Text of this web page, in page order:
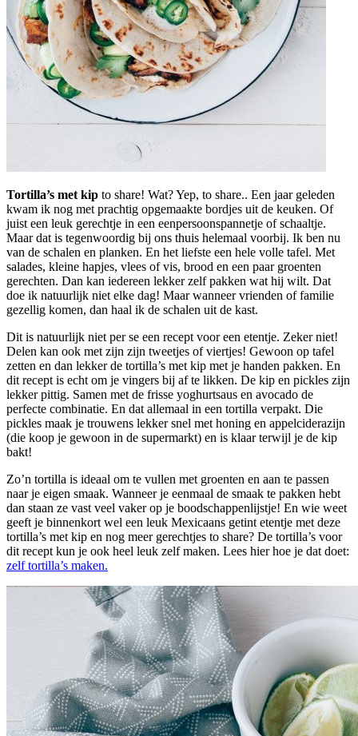
Tortilla’s met kip to share! Wat? Yep, to share.. Een jaar geleden
kwam ik nog met prachtig opgemaakte bordjes uit de keuken. Of
juist een leuk gerechtje in een eenpersoonspannetje of schaaltje.
Maar dat is tegenwoordig bij ons thuis helemaal voorbij. Ik ben nu
van de schalen en planken. En het liefste een hele volle tafel. Met
salades, kleine hapjes, vlees of vis, brood en een paar groenten
gerechten. Dan kan iedereen lekker zelf pakken wat hij wilt. Dat
doe ik natuurlijk niet elke dag! Maar wanneer vrienden of familie
gezellig komen, dan haal ik de schalen uit de kast.
Dit is natuurlijk niet per se een recept voor een etentje. Zeker niet!
Delen kan ook met zijn zijn tweetjes of viertjes! Gewoon op tafel
zetten en dan lekker de tortilla’s met kip met je handen pakken. En
dit recept is echt om je vingers bij af te likken. De kip en pickles zijn
lekker pittig. Samen met de frisse yoghurtsaus en avocado de
perfecte combinatie. En dat allemaal in een tortilla verpakt. Die
pickles maak je trouwens lekker snel met honing en appelciderazijn
(die koop je gewoon in de supermarkt) en is klaar terwijl je de kip
bakt!
Zo’n tortilla is ideaal om te vullen met groenten en aan te passen
naar je eigen smaak. Wanneer je eenmaal de smaak te pakken hebt
dan staan ze vast veel vaker op je boodschappenlijstje! En wie weet
geeft je binnenkort wel een leuk Mexicaans getint etentje met deze
tortilla’s met kip en nog meer gerechtjes to share? De tortilla’s voor
dit recept kun je ook heel leuk zelf maken. Lees hier hoe je dat doet:
zelf tortilla’s maken.